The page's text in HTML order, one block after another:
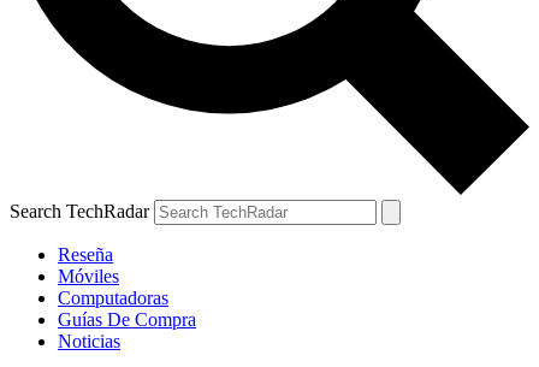
Search TechRadar
Reseña
Móviles
Computadoras
Guías De Compra
Noticias